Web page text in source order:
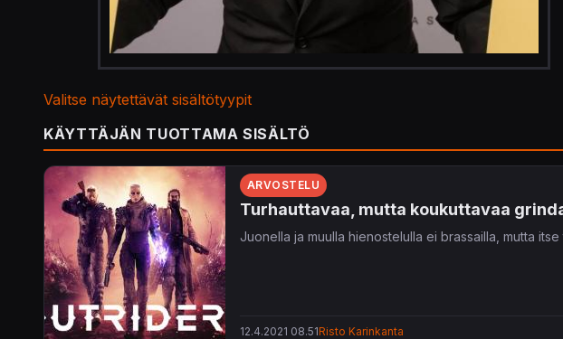
Valitse näytettävät sisältötyypit
KÄYTTÄJÄN TUOTTAMA SISÄLTÖ
ARVOSTELU
Turhauttavaa, mutta koukuttavaa
Juonella ja muulla hienostelulla ei brassailla, mutta
12.4.2021 08.51Risto Karinkanta